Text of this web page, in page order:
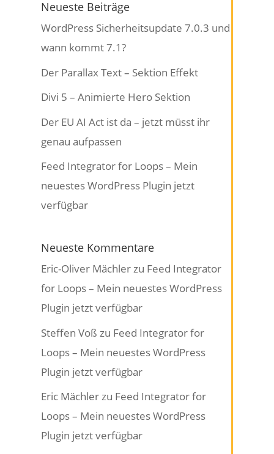
Neueste Beiträge
WordPress Sicherheitsupdate 7.0.3 und
wann kommt 7.1?
Der Parallax Text – Sektion Effekt
Divi 5 – Animierte Hero Sektion
Der EU AI Act ist da – jetzt müsst ihr
genau aufpassen
Feed Integrator for Loops – Mein
neuestes WordPress Plugin jetzt
verfügbar
Neueste Kommentare
Eric-Oliver Mächlerzu Feed Integrator
for Loops – Mein neuestes WordPress
Plugin jetzt verfügbar
Steffen Voß zu Feed Integrator for
Loops – Mein neuestes WordPress
Plugin jetzt verfügbar
Eric Mächlerzu Feed Integrator for
Loops – Mein neuestes WordPress
Plugin jetzt verfügbar